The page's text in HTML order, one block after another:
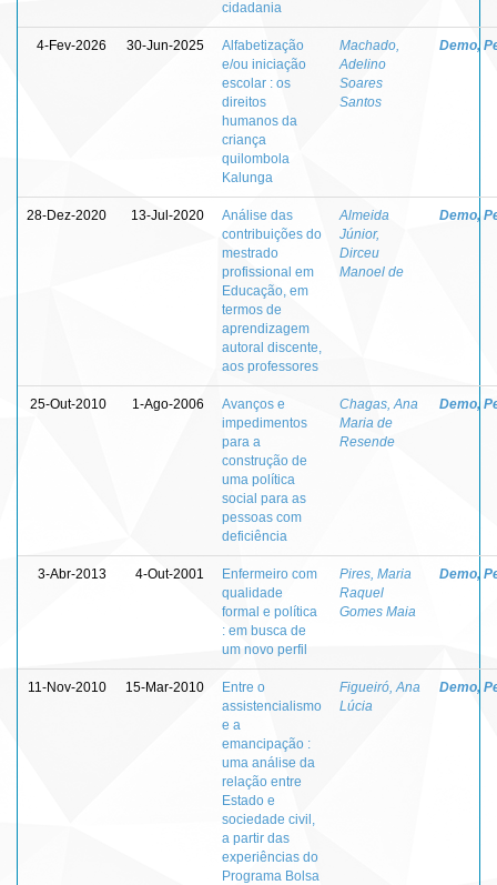
cidadania
4-Fev-2026 30-Jun-2025
Alfabetização
e/ou iniciação
escolar : os
direitos
humanos da
criança
quilombola
Kalunga
Machado,
Adelino
Soares
Santos
Demo,
28-Dez-2020 13-Jul-2020
Análise das
contribuições do
mestrado
profissional em
Educação, em
termos de
aprendizagem
autoral discente,
aos professores
Almeida
Júnior,
Dirceu
Manoel de
Demo,
25-Out-2010 1-Ago-2006
Avanços e
impedimentos
para a
construção de
uma política
social para as
pessoas com
deficiência
Chagas, Ana
Maria de
Resende
Demo,
3-Abr-2013 4-Out-2001
Enfermeiro com
qualidade
formal e política
: em busca de
um novo perfil
Pires, Maria
Raquel
Gomes Maia
Demo,
11-Nov-2010 15-Mar-2010
Entre o
assistencialismo
e a
emancipação :
uma análise da
relação entre
Estado e
sociedade civil,
a partir das
experiências do
Programa Bolsa
Figueiró, Ana
Lúcia
Demo,